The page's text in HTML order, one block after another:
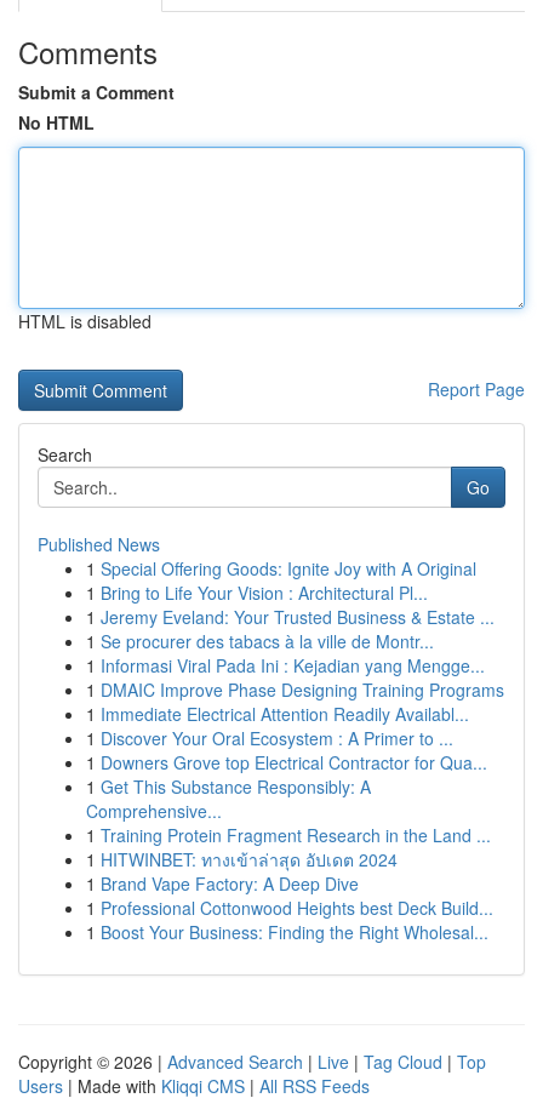
Comments
Submit a Comment
No HTML
HTML is disabled
Report Page
Search
Go
Published News
1 Special Offering Goods: Ignite Joy with A Original
1 Bring to Life Your Vision : Architectural Pl...
1 Jeremy Eveland: Your Trusted Business & Estate ...
1 Se procurer des tabacs à la ville de Montr...
1 Informasi Viral Pada Ini : Kejadian yang Mengge...
1 DMAIC Improve Phase Designing Training Programs
1 Immediate Electrical Attention Readily Availabl...
1 Discover Your Oral Ecosystem : A Primer to ...
1 Downers Grove top Electrical Contractor for Qua...
1 Get This Substance Responsibly: A
Comprehensive...
1 Training Protein Fragment Research in the Land ...
1 HITWINBET: ทางเข้าล่าสุด อัปเดต 2024
1 Brand Vape Factory: A Deep Dive
1 Professional Cottonwood Heights best Deck Build...
1 Boost Your Business: Finding the Right Wholesal...
Copyright © 2026 | Advanced Search | Live | Tag Cloud | Top
Users | Made with Kliqqi CMS | All RSS Feeds